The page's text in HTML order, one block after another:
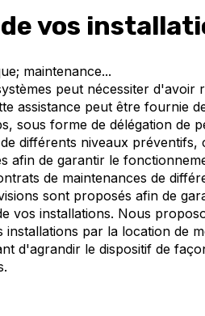
vos
maintenance...
peut nécessiter d'avoir
assistance peut être fournie
sous forme de délégation de
différents niveaux préventifs,
afin de garantir le
de maintenances de
sont proposés afin de
vos installations. Nous
par la location de
d'agrandir le dispositif de